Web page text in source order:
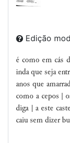
Edição
é como em cás
inda que seja
anos que
como a cepos |
diga | a este
caiu sem dizer